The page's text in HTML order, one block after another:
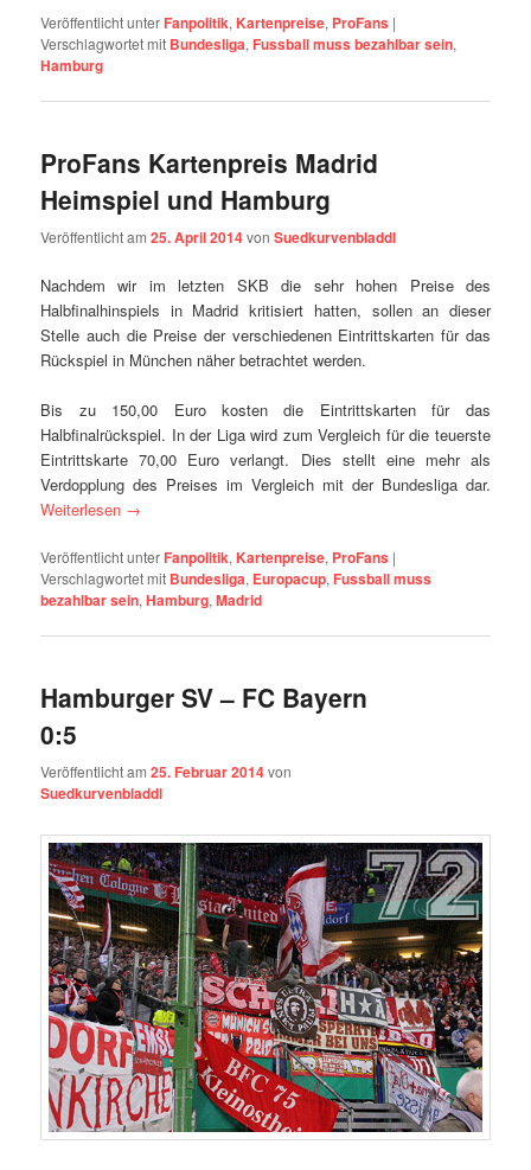
Veröffentlicht unter Fanpolitik, Kartenpreise, ProFans |
Verschlagwortet mit Bundesliga, Fussball muss bezahlbar sein,
Hamburg
ProFans Kartenpreis Madrid
Heimspiel und Hamburg
Veröffentlicht am25. April 2014vonSuedkurvenbladdl
Nachdem wir im letzten SKB die sehr hohen Preise des
Halbfinalhinspiels in Madrid kritisiert hatten, sollen an dieser
Stelle auch die Preise der verschiedenen Eintrittskarten für das
Rückspiel in München näher betrachtet werden.
Bis zu 150,00 Euro kosten die Eintrittskarten für das
Halbfinalrückspiel. In der Liga wird zum Vergleich für die teuerste
Eintrittskarte 70,00 Euro verlangt. Dies stellt eine mehr als
Verdopplung des Preises im Vergleich mit der Bundesliga dar.
Weiterlesen →
Veröffentlicht unter Fanpolitik, Kartenpreise, ProFans |
Verschlagwortet mit Bundesliga, Europacup, Fussball muss
bezahlbar sein,Hamburg,Madrid
Hamburger SV – FC Bayern
0:5
Veröffentlicht am25. Februar 2014von
Suedkurvenbladdl